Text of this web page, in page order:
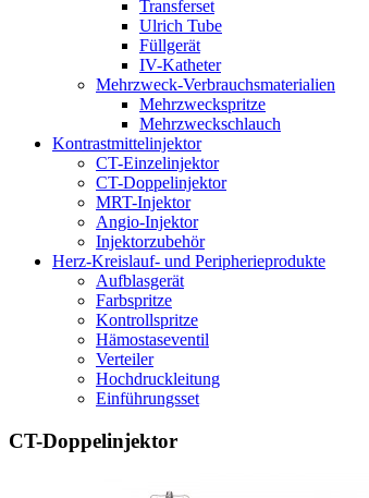
Transferset
Ulrich Tube
Füllgerät
IV-Katheter
Mehrzweck-Verbrauchsmaterialien
Mehrzweckspritze
Mehrzweckschlauch
Kontrastmittelinjektor
CT-Einzelinjektor
CT-Doppelinjektor
MRT-Injektor
Angio-Injektor
Injektorzubehör
Herz-Kreislauf- und Peripherieprodukte
Aufblasgerät
Farbspritze
Kontrollspritze
Hämostaseventil
Verteiler
Hochdruckleitung
Einführungsset
CT-Doppelinjektor